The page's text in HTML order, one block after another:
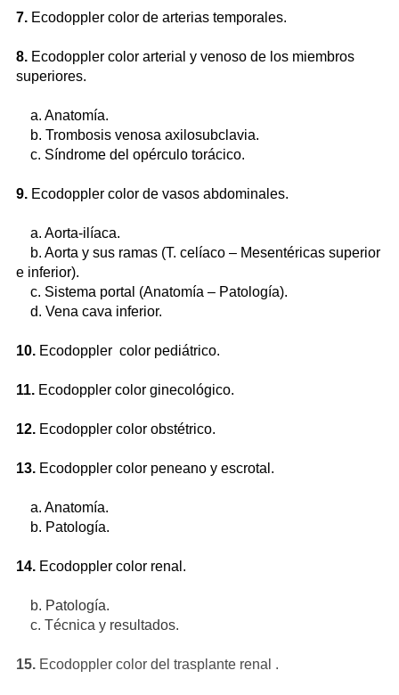
7. Ecodoppler color de arterias temporales.
8. Ecodoppler color arterial y venoso de los miembros
superiores.
a. Anatomía.
b. Trombosis venosa axilosubclavia.
c. Síndrome del opérculo torácico.
9. Ecodoppler color de vasos abdominales.
a. Aorta-ilíaca.
b. Aorta y sus ramas (T. celíaco – Mesentéricas superior
e inferior).
c. Sistema portal (Anatomía – Patología).
d. Vena cava inferior.
10. Ecodoppler color pediátrico.
11. Ecodoppler color ginecológico.
12. Ecodoppler color obstétrico.
13. Ecodoppler color peneano y escrotal.
a. Anatomía.
b. Patología.
14. Ecodoppler color renal.
b. Patología.
c. Técnica y resultados.
15. Ecodoppler color del trasplante renal .